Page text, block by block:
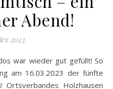
Abend!
2023
am 16.03.2023 der fünfte
Ortsverbandes Holzhausen